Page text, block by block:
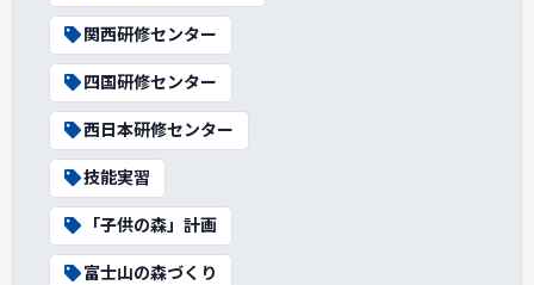
関西研修センター
四国研修センター
西日本研修センター
技能実習
「子供の森」計画
富士山の森づくり